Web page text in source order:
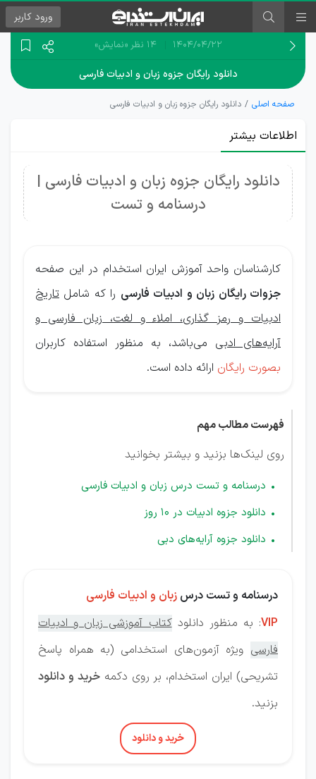
ورود کاربر
۱۴۰۴/۰۴/۲۲ 14 نظر «نمایش»
دانلود رایگان جزوه زبان و ادبیات فارسی
صفحه اصلی دانلود رایگان جزوه زبان و ادبیات فارسی
اطلاعات بیشتر
دانلود رایگان جزوه زبان و ادبیات فارسی |
درسنامه و تست
کارشناسان واحد آموزش ایران استخدام در این صفحه
جزوات رایگان زبان و ادبیات فارسی را که شامل تاریخ
ادبیات و رمز گذاری، املاء و لغت، زبان فارسی و
آرایه‌های ادبی می‌باشد، به منظور استفاده کاربران
بصورت رایگان ارائه داده است.
فهرست مطالب مهم
روی لینک‌ها بزنید و بیشتر بخوانید
درسنامه و تست درس زبان و ادبیات فارسی
دانلود جزوه ادبیات در 10 روز
دانلود جزوه آرایه‌های دبی
درسنامه و تست درس زبان و ادبیات فارسی
VIP: به منظور دانلودکتاب آموزشی زبان و ادبیات
فارسی ویژه آزمون‌های استخدامی (به همراه پاسخ
تشریحی) ایران استخدام، بر روی دکمهخرید و دانلود
بزنید.
خرید و دانلود